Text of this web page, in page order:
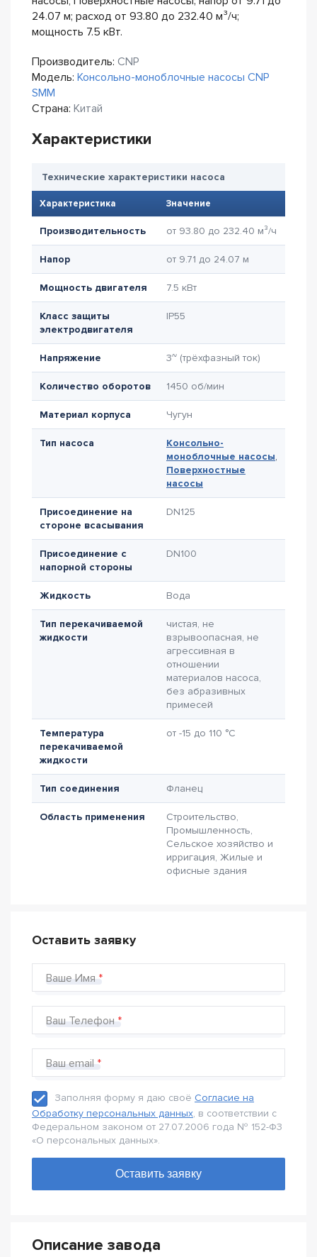
24.07 м; расход от 93.80 до 232.40 м³/ч;
мощность 7.5 кВт.
Производитель: CNP
Модель: Консольно-моноблочные насосы CNP
SMM
Страна: Китай
Характеристики
Технические характеристики насоса
Характеристика Значение
Производительность от 93.80 до 232.40 м³/ч
Напор от 9.71 до 24.07 м
Мощность двигателя 7.5 кВт
Класс защиты
электродвигателя
IP55
Напряжение 3~ (трёхфазный ток)
Количество оборотов 1450 об/мин
Материал корпуса Чугун
Тип насоса
Консольно-
моноблочные насосы,
Поверхностные
насосы
Присоединение на
стороне всасывания
DN125
Присоединение с
напорной стороны
DN100
Жидкость Вода
Тип перекачиваемой
жидкости
чистая, не
взрывоопасная, не
агрессивная в
отношении
материалов насоса,
без абразивных
примесей
Температура
перекачиваемой
жидкости
от -15 до 110 °C
Тип соединения Фланец
Область применения
Строительство,
Промышленность,
Сельское хозяйство и
ирригация, Жилые и
офисные здания
Оставить заявку
Ваше Имя
Ваш Телефон
Ваш email
Заполняя форму я даю своё Согласие на
Обработку персональных данных, в соответствии с
Федеральном законом от 27.07.2006 года № 152-Ф3
«О персональных данных».
Описание завода